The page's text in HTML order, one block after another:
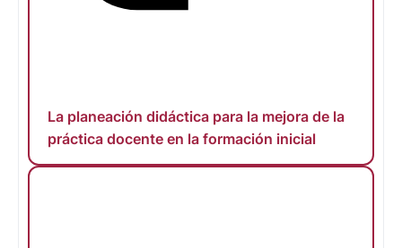
La planeación didáctica para la mejora de la
práctica docente en la formación inicial